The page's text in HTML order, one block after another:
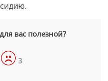
вас полезной?
3